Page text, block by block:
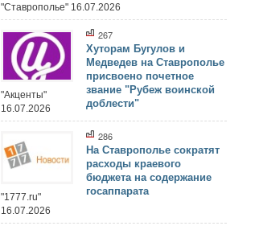
"Ставрополье" 16.07.2026
267
Хуторам Бугулов и
Медведев на Ставрополье
присвоено почетное
звание "Рубеж воинской
доблести"
"Акценты"
16.07.2026
286
На Ставрополье сократят
расходы краевого
бюджета на содержание
госаппарата
"1777.ru"
16.07.2026